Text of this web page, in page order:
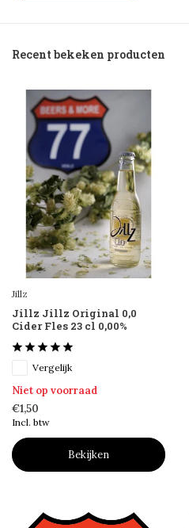
Recent bekeken producten
Jillz
Jillz Jillz Original 0,0
Cider Fles 23 cl 0,00%
Vergelijk
Niet op voorraad
€1,50
Incl. btw
Bekijken